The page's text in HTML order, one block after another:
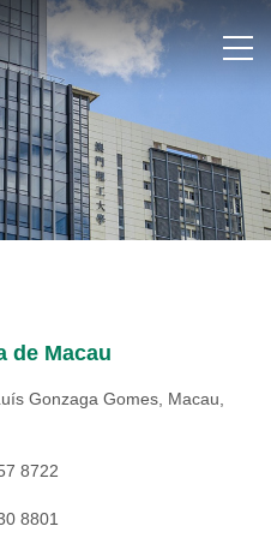
de Macau
Gonzaga Gomes, Macau,
8722
8801